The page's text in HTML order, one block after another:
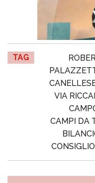
TAG
VIA
CAMPI DA